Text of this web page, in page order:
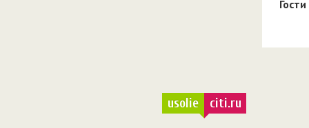
Гости
usolie citi.ru